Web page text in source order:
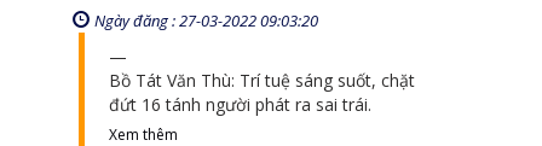
Ngày đăng : 27-03-2022 09:03:20
Bồ Tát Văn Thù: Trí tuệ sáng suốt, chặt
đứt 16 tánh người phát ra sai trái.
Xem thêm